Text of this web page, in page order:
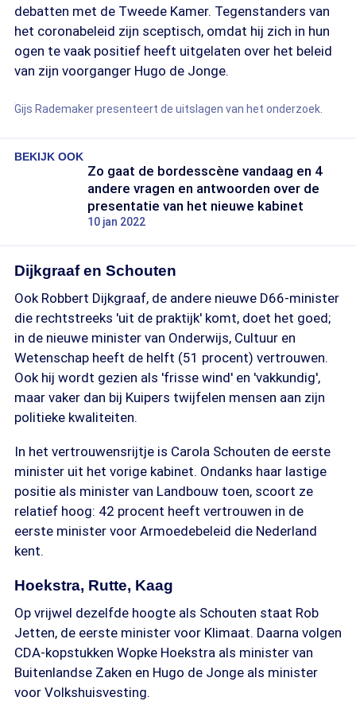
debatten met de Tweede Kamer. Tegenstanders van
het coronabeleid zijn sceptisch, omdat hij zich in hun
ogen te vaak positief heeft uitgelaten over het beleid
van zijn voorganger Hugo de Jonge.
Gijs Rademaker presenteert de uitslagen van het onderzoek.
BEKIJK OOK
Zo gaat de bordesscène vandaag en 4
andere vragen en antwoorden over de
presentatie van het nieuwe kabinet
10 jan 2022
Dijkgraaf en Schouten
Ook Robbert Dijkgraaf, de andere nieuwe D66-minister
die rechtstreeks 'uit de praktijk' komt, doet het goed;
in de nieuwe minister van Onderwijs, Cultuur en
Wetenschap heeft de helft (51 procent) vertrouwen.
Ook hij wordt gezien als 'frisse wind' en 'vakkundig',
maar vaker dan bij Kuipers twijfelen mensen aan zijn
politieke kwaliteiten.
In het vertrouwensrijtje is Carola Schouten de eerste
minister uit het vorige kabinet. Ondanks haar lastige
positie als minister van Landbouw toen, scoort ze
relatief hoog: 42 procent heeft vertrouwen in de
eerste minister voor Armoedebeleid die Nederland
kent.
Hoekstra, Rutte, Kaag
Op vrijwel dezelfde hoogte als Schouten staat Rob
Jetten, de eerste minister voor Klimaat. Daarna volgen
CDA-kopstukken Wopke Hoekstra als minister van
Buitenlandse Zaken en Hugo de Jonge als minister
voor Volkshuisvesting.